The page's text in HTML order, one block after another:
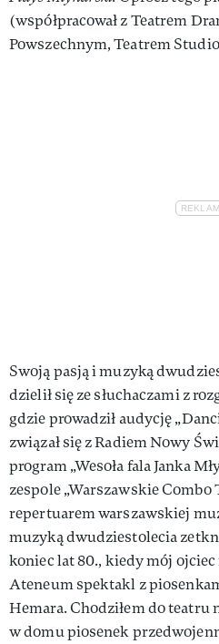
(współpracował z Teatrem
Powszechnym, Teatrem
Swoją pasją i muzyką
dzielił się ze słuchaczami z
gdzie prowadził audycję
związał się z Radiem Nowy
program „Wesoła fala Janka
zespole „Warszawskie Combo
repertuarem warszawskiej
muzyką dwudziestolecia
koniec lat 80., kiedy mój ojciec
Ateneum spektakl z
Hemara. Chodziłem do teatru
w domu piosenek